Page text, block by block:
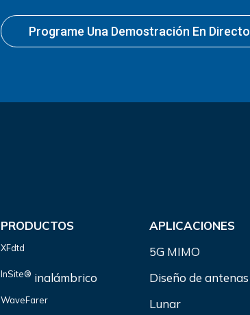
Programe Una Demostración En Directo
PRODUCTOS
XFdtd
InSite® inalámbrico
WaveFarer
APLICACIONES
5G MIMO
Diseño de antenas
Lunar